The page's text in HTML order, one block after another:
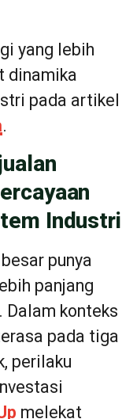
yang lebih
dinamika
pada artikel
.
Industri
punya
panjang
Dalam konteks
pada tiga
perilaku
melekat